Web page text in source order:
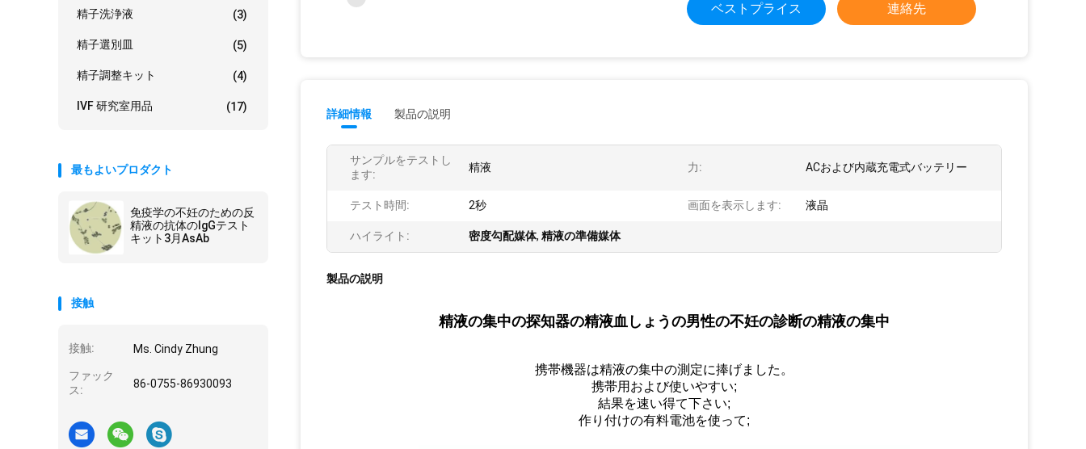
精子洗浄液 (3)
精子選別皿 (5)
精子調整キット (4)
IVF 研究室用品 (17)
最もよいプロダクト
免疫学の不妊のための反
精液の抗体のIgGテスト
キット3月AsAb
接触
接触: Ms. Cindy Zhung
ファック
ス:
86-0755-86930093
ベストプライス 連絡先
詳細情報 製品の説明
サンプルをテストし
ます:
精液 力: ACおよび内蔵充電式バッテリー
テスト時間: 2秒 画面を表示します: 液晶
ハイライト: 密度勾配媒体, 精液の準備媒体
製品の説明
精液の集中の探知器の精液血しょうの男性の不妊の診断の精液の集中
携帯機器は精液の集中の測定に捧げました。
携帯用および使いやすい;
結果を速い得て下さい;
作り付けの有料電池を使って;